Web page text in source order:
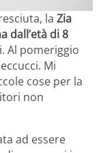
la Zia
dall’età di 8
Al pomeriggio
Mi
cose per la
non
ad essere